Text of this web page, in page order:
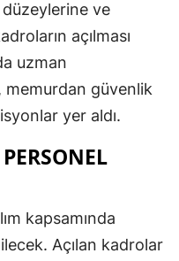
düzeylerine ve
açılması
uzman
memurdan güvenlik
yer aldı.
kapsamında
Açılan kadrolar